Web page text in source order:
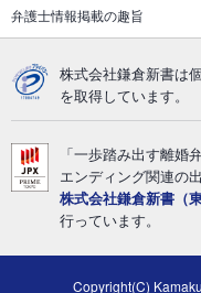
弁護士情報掲載の趣旨
株式会社鎌倉新書は
を取得しています。
「一歩踏み出す離婚
エンディング関連の
株式会社鎌倉新書（
行っています。
Copyright(C)